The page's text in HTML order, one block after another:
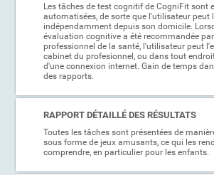
Les tâches de test cognitif de CogniFit sont
automatisées, de sorte que l'utilisateur peut
indépendamment depuis son domicile.
évaluation cognitive a été recommandée
professionnel de la santé, l'utilisateur peut
cabinet du profesionnel, ou dans tout
d'une connexion internet. Gain de temps
des rapports.
RAPPORT DÉTAILLÉ DES RÉSULTATS
Toutes les tâches sont présentées de
sous forme de jeux amusants, ce qui les
comprendre, en particulier pour les enfants.